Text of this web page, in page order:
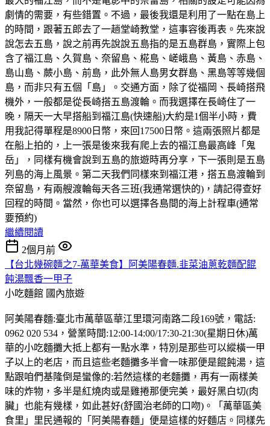
劇情的需要，有些錯置。不過，最後我還是利用了一點在島上
的時間，跟著五郎去了一趟堂崎教堂，這事容後再表。先來說
說怎去五島，說之前再先說說五島指的是五島群島，實際上包
含了福江島、久賀島、奈留島、椛島、嵯峨島、黃島、赤島、
島山島、蕨小島、前島，此外無人島男女群島、黑島等等幾個
島，而非只有五個「島」。交通方面，除了從福岡、長崎搭飛
機外，一般都是從長崎搭五島渡輪。而我選擇在長崎住了一
晚，隔天一大早搭船到福江島(快速船)大約是1個半小時，費
用我記得單程是8900日幣，來回17500日幣。這兩張照片都是
在船上拍的，上一張是後來我有爬上去的福江島最高峰「鬼
岳」，同樣有機會說到五島的旅遊時再分享，下一張則是五島
列島的海上風景。第二天我們同樣來到福江港，搭五島渡輪到
奈留島，有兩艘渡輪每天各三班(我通常選快的)，請記得查好
回程的時間。當然，你也可以選擇各島間的海上計程車(通常
要預約)
繼續閱讀
2個月前
【台北幾碗麵之7-萬華美食】阿美陽春麵.韭菜油蔥乾麵配餛
飩湯飄香一甲子
小吃麵館 國內旅遊
阿美陽春麵:臺北市萬華區華江里環河南路二段169號，電話:
0962 020 534，營業時間:12:00-14:00/17:30-21:30(星期日休)萬
華的小吃麵攤大抵上都有一點水準，特別是那些可以縱橫一甲
子以上的老店，而且這些老麵攤多半會一味那便是餛飩湯，這
點跟咱們基隆倒是蠻像的:若然這樣的老麵攤，再有一兩樣美
味的炸物，多半是紅燒肉或是雞捲那便完美，最好黑白切(肉
臟」也能有幾樣，如此甚好(舒國治老師的口吻)。「萬華區美
食里」里民通報的「阿美陽春麵」便是這樣的好麵店。同樣先